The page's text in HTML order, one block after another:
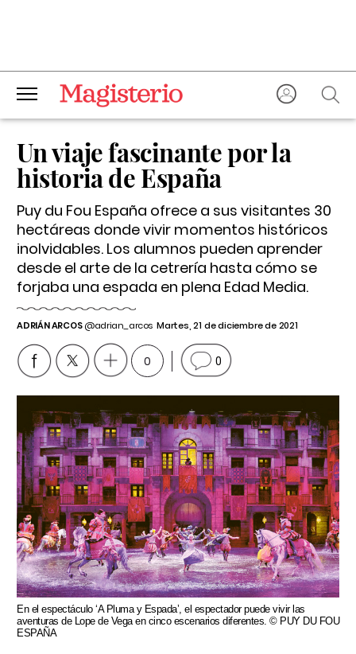
Un viaje fascinante por la
historia de España
Puy du Fou España ofrece a sus visitantes 30
hectáreas donde vivir momentos históricos
inolvidables. Los alumnos pueden aprender
desde el arte de la cetrería hasta cómo se
forjaba una espada en plena Edad Media.
ADRIÁN ARCOS@adrian_arcos Martes, 21 de diciembre de 2021
0 0
En el espectáculo ‘A Pluma y Espada’, el espectador puede vivir las
aventuras de Lope de Vega en cinco escenarios diferentes. © PUY DU FOU
ESPAÑA